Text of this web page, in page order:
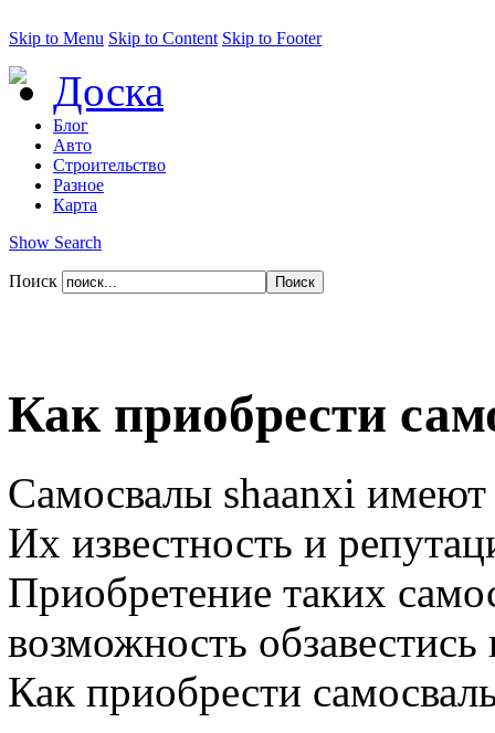
Skip to Menu Skip to Content Skip to Footer
Доска
Блог
Авто
Строительство
Разное
Карта
Show Search
Поиск
Как приобрести
Самосвалы shaanxi
Их известность и
Приобретение таких
возможность
Как приобрести